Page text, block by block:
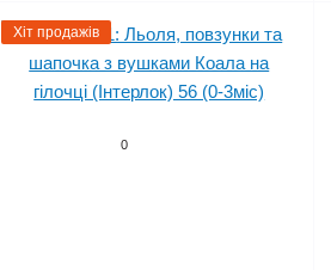
Хіт продажів
0